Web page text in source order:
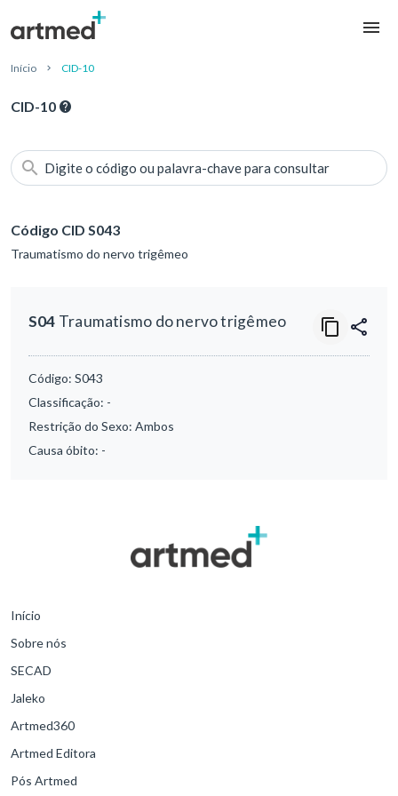
Início CID-10
CID-10
Digite o código ou palavra-chave para consultar
Código CID S043
Traumatismo do nervo trigêmeo
S04 Traumatismo do nervo trigêmeo
Código: S043
Classificação: -
Restrição do Sexo: Ambos
Causa óbito: -
Início
Sobre nós
SECAD
Jaleko
Artmed360
Artmed Editora
Pós Artmed